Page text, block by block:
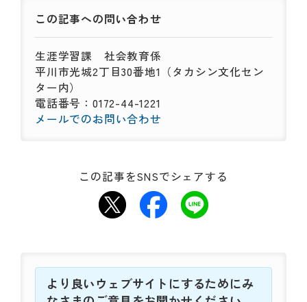
この記事への問い合わせ
生涯学習課 社会教育係
平川市光城2丁目30番地1（タカシン文化セン
ター内）
電話番号：0172-44-1221
メールでのお問い合わせ
この記事をSNSでシェアする
より良いウェブサイトにするためにみ